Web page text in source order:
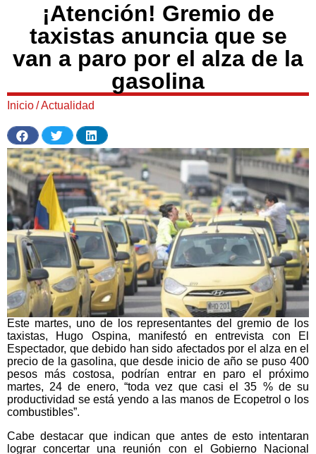
¡Atención! Gremio de
taxistas anuncia que se
van a paro por el alza de la
gasolina
Inicio/Actualidad
Este martes, uno de los representantes del gremio de los
taxistas, Hugo Ospina, manifestó en entrevista con El
Espectador, que debido han sido afectados por el alza en el
precio de la gasolina, que desde inicio de año se puso 400
pesos más costosa, podrían entrar en paro el próximo
martes, 24 de enero, “toda vez que casi el 35 % de su
productividad se está yendo a las manos de Ecopetrol o los
combustibles”.
Cabe destacar que indican que antes de esto intentaran
lograr concertar una reunión con el Gobierno Nacional